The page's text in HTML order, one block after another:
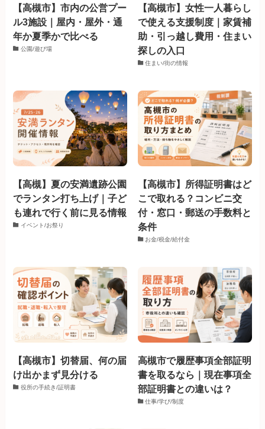
【高槻市】市内の公営プー
ル3施設｜屋内・屋外・通
年か夏季かで比べる
公園/遊び場
【高槻市】女性一人暮らし
で使える支援制度｜家賃補
助・引っ越し費用・住まい
探しの入口
住まい/街の情報
【高槻】夏の安満遺跡公園
でランタン打ち上げ｜子ど
も連れで行く前に見る情報
イベント/お祭り
【高槻市】所得証明書はど
こで取れる？コンビニ交
付・窓口・郵送の手数料と
条件
お金/税金/給付金
【高槻市】切替届、何の届
け出かまず見分ける
役所の手続き/証明書
高槻市で履歴事項全部証明
書を取るなら｜現在事項全
部証明書との違いは？
仕事/学び/制度